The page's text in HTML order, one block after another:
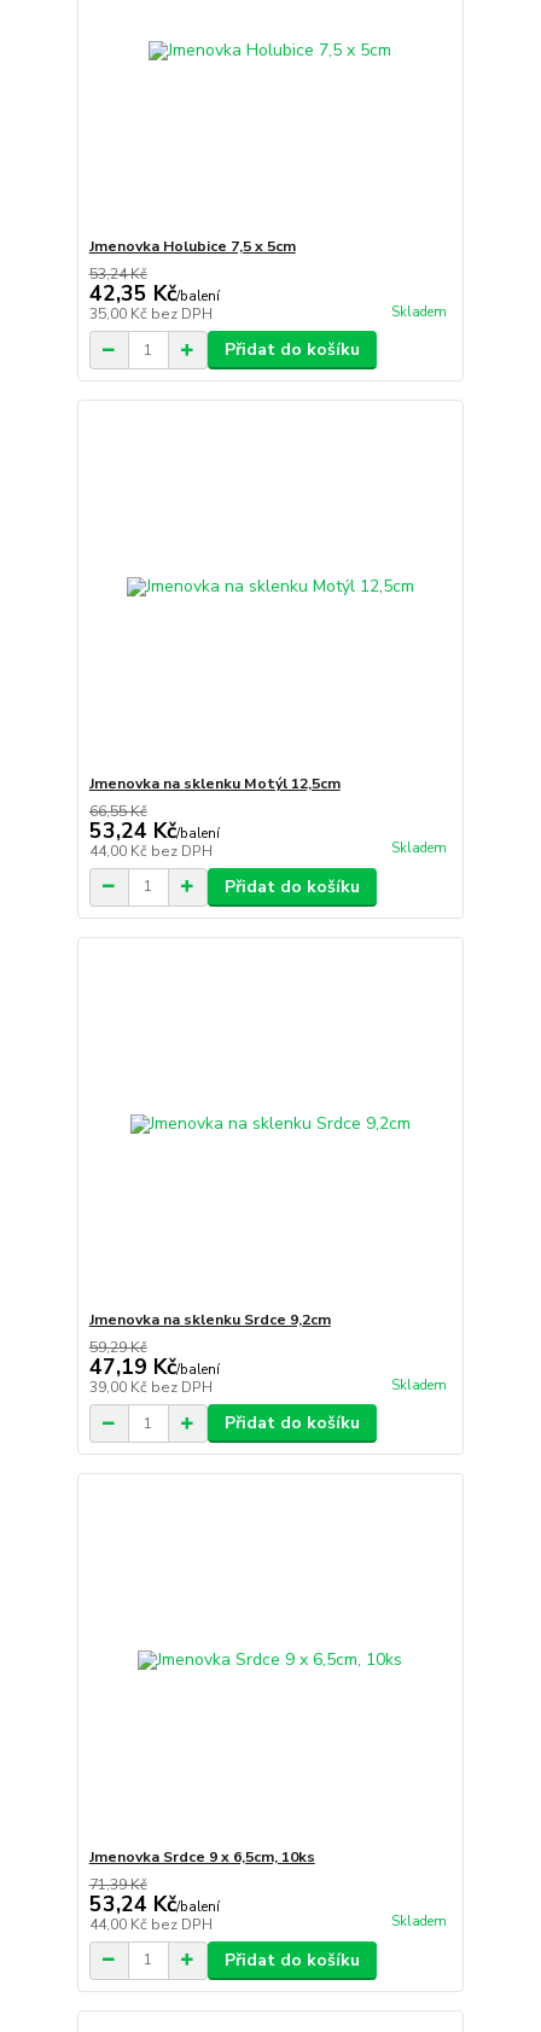
Jmenovka Holubice 7,5 x 5cm
53,24 Kč
42,35 Kč/balení
35,00 Kč bez DPH Skladem
Přidat do košíku
Jmenovka na sklenku Motýl 12,5cm
66,55 Kč
53,24 Kč/balení
44,00 Kč bez DPH Skladem
Přidat do košíku
Jmenovka na sklenku Srdce 9,2cm
59,29 Kč
47,19 Kč/balení
39,00 Kč bez DPH Skladem
Přidat do košíku
Jmenovka Srdce 9 x 6,5cm, 10ks
71,39 Kč
53,24 Kč/balení
44,00 Kč bez DPH Skladem
Přidat do košíku